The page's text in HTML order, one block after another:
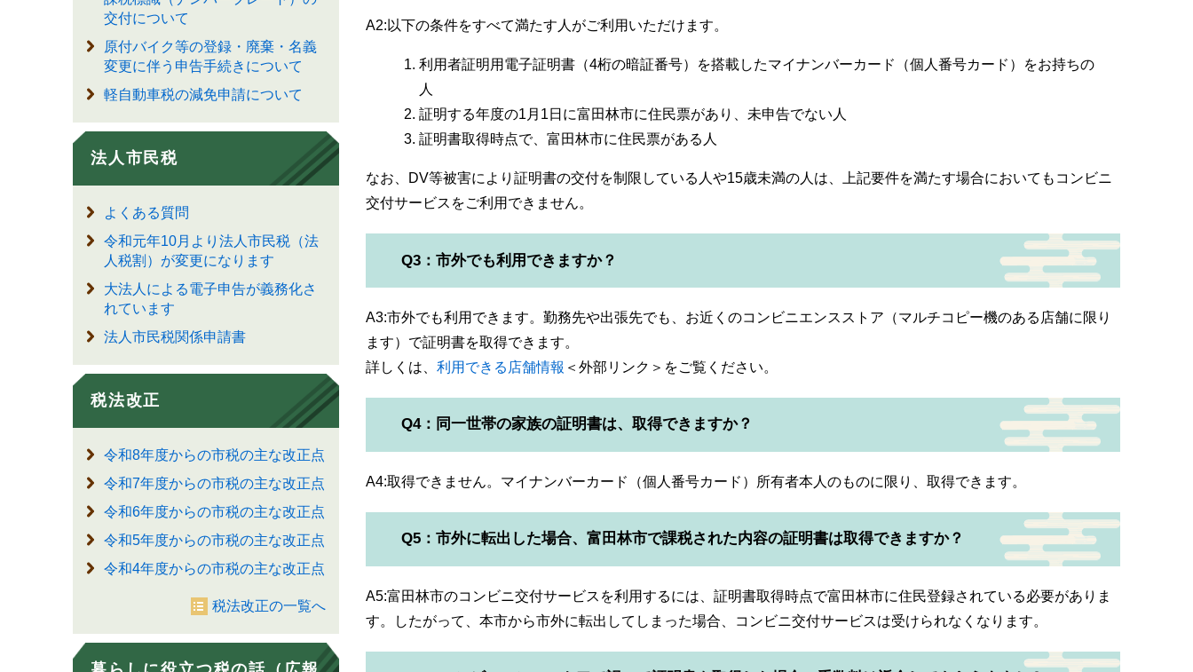
交付について
原付バイク等の登録・廃棄・名義
変更に伴う申告手続きについて
軽自動車税の減免申請について
法人市民税
よくある質問
令和元年10月より法人市民税（法
人税割）が変更になります
大法人による電子申告が義務化さ
れています
法人市民税関係申請書
税法改正
令和8年度からの市税の主な改正点
令和7年度からの市税の主な改正点
令和6年度からの市税の主な改正点
令和5年度からの市税の主な改正点
令和4年度からの市税の主な改正点
税法改正の一覧へ
A2:以下の条件をすべて満たす人がご利用いただけます。
利用者証明用電子証明書（4桁の暗証番号）を搭載したマイナンバーカード（個人番号カード）をお持ちの
人
証明する年度の1月1日に富田林市に住民票があり、未申告でない人
証明書取得時点で、富田林市に住民票がある人
なお、DV等被害により証明書の交付を制限している人や15歳未満の人は、上記要件を満たす場合においてもコンビニ
交付サービスをご利用できません。
Q3：市外でも利用できますか？
A3:市外でも利用できます。勤務先や出張先でも、お近くのコンビニエンスストア（マルチコピー機のある店舗に限り
ます）で証明書を取得できます。
詳しくは、 利用できる店舗情報 ＜外部リンク＞ をご覧ください。
Q4：同一世帯の家族の証明書は、取得できますか？
A4:取得できません。マイナンバーカード（個人番号カード）所有者本人のものに限り、取得できます。
Q5：市外に転出した場合、富田林市で課税された内容の証明書は取得できますか？
A5:富田林市のコンビニ交付サービスを利用するには、証明書取得時点で富田林市に住民登録されている必要がありま
す。したがって、本市から市外に転出してしまった場合、コンビニ交付サービスは受けられなくなります。